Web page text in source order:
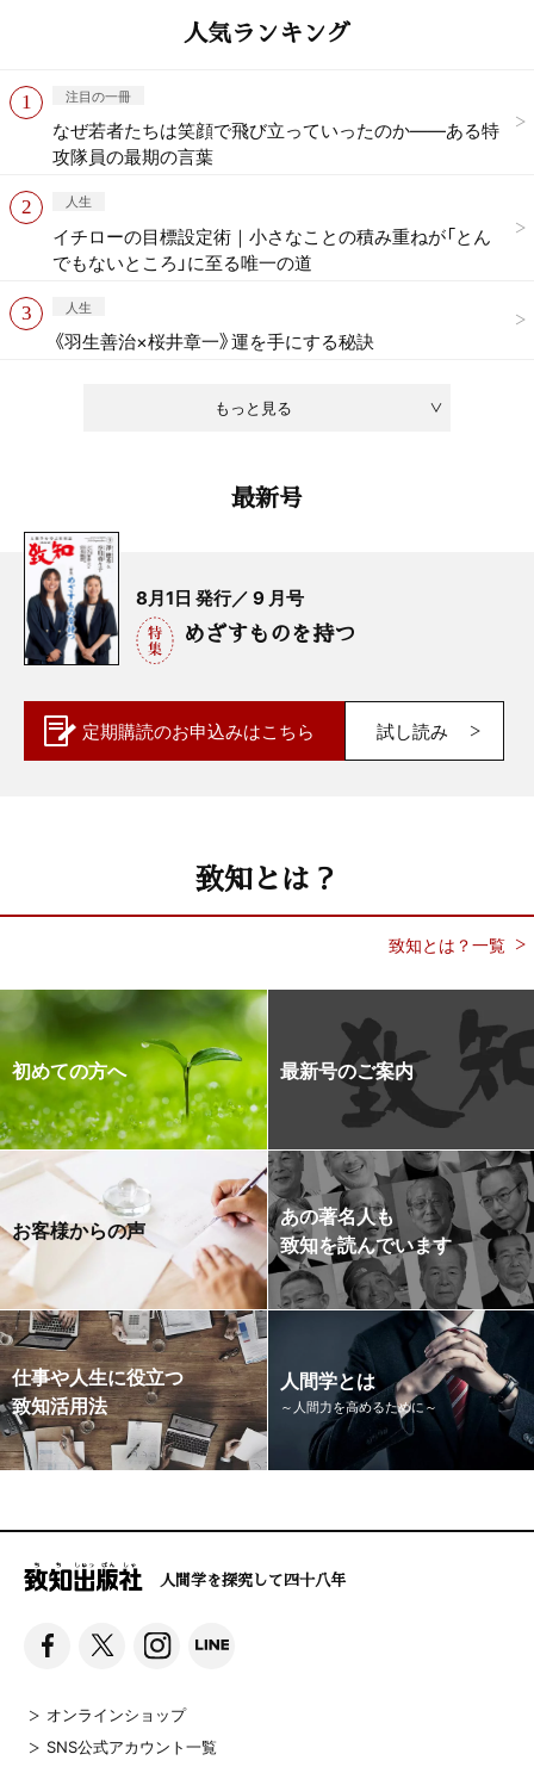
人気ランキング
もっと見る
注目の一冊
なぜ若者たちは笑顔で飛び立っていったのか——ある特
攻隊員の最期の言葉
人生
イチローの目標設定術｜小さなことの積み重ねが「とん
でもないところ」に至る唯一の道
人生
《羽生善治×桜井章一》運を手にする秘訣
最新号
8月1日 発行／ 9 月号
めざすものを持つ
定期購読のお申込みはこちら 試し読み
致知とは？
致知とは？一覧
初めての方へ 最新号のご案内
お客様からの声
あの著名人も
致知を読んでいます
仕事や人生に役立つ
致知活用法
人間学とは
～人間力を高めるために～
人間学を探究して四十八年
オンラインショップ
SNS公式アカウント一覧